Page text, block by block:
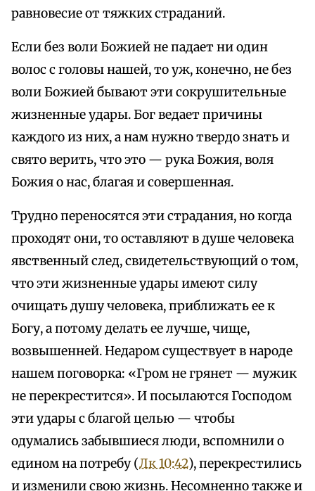
равновесие от тяжких страданий.
Если без воли Божией не падает ни один
волос с головы нашей, то уж, конечно, не без
воли Божией бывают эти сокрушительные
жизненные удары. Бог ведает причины
каждого из них, а нам нужно твердо знать и
свято верить, что это — рука Божия, воля
Божия о нас, благая и совершенная.
Трудно переносятся эти страдания, но когда
проходят они, то оставляют в душе человека
явственный след, свидетельствующий о том,
что эти жизненные удары имеют силу
очищать душу человека, приближать ее к
Богу, а потому делать ее лучше, чище,
возвышенней. Недаром существует в народе
нашем поговорка: «Гром не грянет — мужик
не перекрестится». И посылаются Господом
эти удары с благой целью — чтобы
одумались забывшиеся люди, вспомнили о
едином на потребу (Лк 10:42), перекрестились
и изменили свою жизнь. Несомненно также и